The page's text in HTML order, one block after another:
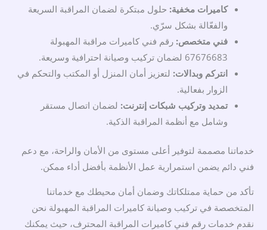
كاميرات مخفية: حلول مبتكرة لضمان المراقبة السريعة
والفعّالة بشكل سرّي.
فني متخصص: رقم فني كاميرات مراقبة المهبولة
67676683 لضمان تركيب وصيانة احترافية وسريعة.
انتركم وبدالات: لتعزيز أمان المنزل أو المكتب والتحكم في
الزوار بفعالية.
تمديد وتركيب شبكات إنترنت: لضمان اتصال مستقر
وشامل مع أنظمة المراقبة الذكية.
خدماتنا مصممة لتوفير أعلى مستوى من الأمان والراحة، مع دعم
فني دائم يضمن استمرارية عمل الأنظمة بأفضل أداء ممكن.
تأكد من حماية ممتلكاتك وضمان أمان محيطك مع خدماتنا
المتخصصة في تركيب وصيانة كاميرات المراقبة المهبولة نحن
نقدم خدمات رقم فني كاميرات المراقبة المحترف، حيث يمكنك